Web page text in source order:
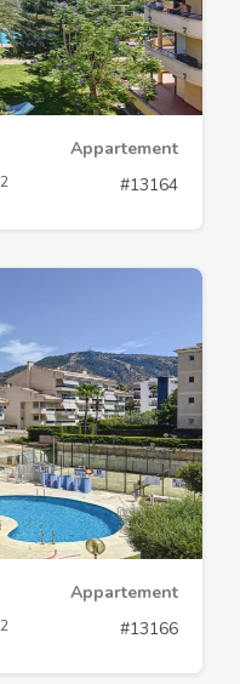
Appartement
2 #13164
Appartement
2 #13166